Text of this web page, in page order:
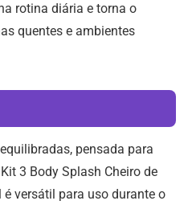
rotina diária e torna o
quentes e ambientes
pensada para
3 Body Splash Cheiro de
versátil para uso durante o